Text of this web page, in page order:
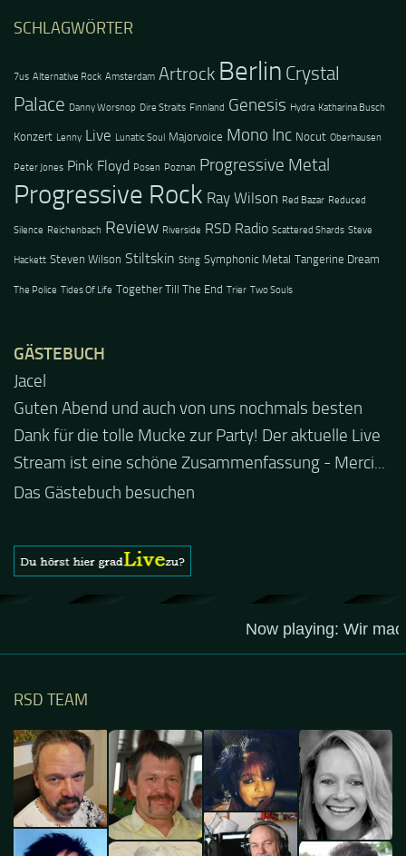
SCHLAGWÖRTER
7us Alternative Rock Amsterdam Artrock Berlin Crystal
Palace Danny Worsnop Dire Straits Finnland Genesis Hydra Katharina Busch
Konzert Lenny Live Lunatic Soul Majorvoice Mono Inc Nocut Oberhausen
Peter Jones Pink Floyd Posen Poznan Progressive Metal
Progressive Rock Ray Wilson Red Bazar Reduced
Silence Reichenbach Review Riverside RSD Radio Scattered Shards Steve
Hackett Steven Wilson Stiltskin Sting Symphonic Metal Tangerine Dream
The Police Tides Of Life Together Till The End Trier Two Souls
GÄSTEBUCH
Jacel
Guten Abend und auch von uns nochmals besten
Dank für die tolle Mucke zur Party! Der aktuelle Live
Stream ist eine schöne Zusammenfassung - Merci...
Das Gästebuch besuchen
RSD TEAM